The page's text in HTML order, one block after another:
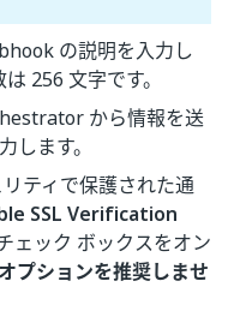
の説明を入力し
256 文字です。
から情報を送
します。
ティで保護された通
SSL Verification
ェック ボックスをオン
プションを推奨しませ